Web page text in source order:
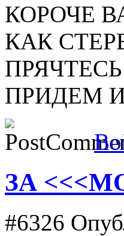
КОРОЧЕ
КАК
ПРИДЕМ
ЗА
#6326